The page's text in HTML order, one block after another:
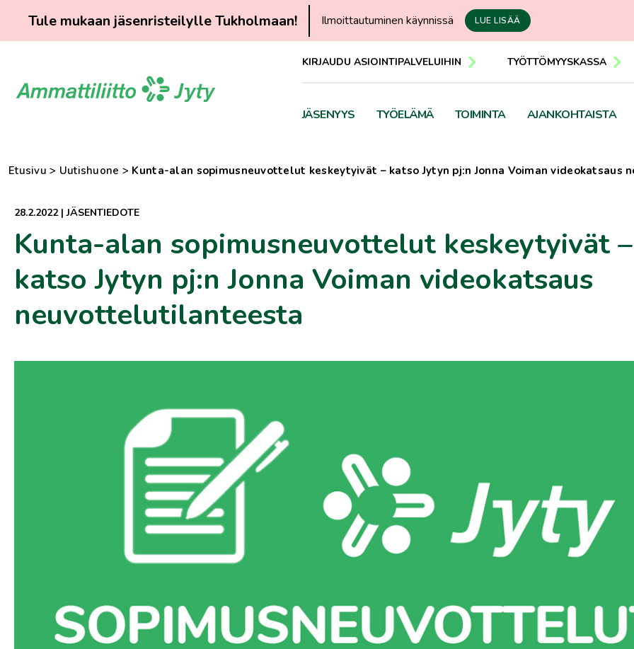
Tule mukaan jäsenristeilylle Tukholmaan! Ilmoittautuminen käynnissä LUE LISÄÄ
sisältöön
KIRJAUDU ASIOINTIPALVELUIHIN TYÖTTÖMYYSKASSA
JÄSENYYS TYÖELÄMÄ TOIMINTA AJANKOHTAISTA
Etusivu > Uutishuone > Kunta-alan sopimusneuvottelut keskeytyivät – katso Jytyn pj:n Jonna Voiman videokatsaus
28.2.2022|JÄSENTIEDOTE
Kunta-alan sopimusneuvottelut keskeytyivät –
katso Jytyn pj:n Jonna Voiman videokatsaus
neuvottelutilanteesta